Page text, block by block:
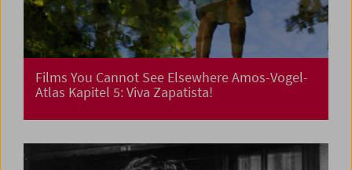
Films You Cannot See Elsewhere Amos-Vogel-
Atlas Kapitel 5: Viva Zapatista!